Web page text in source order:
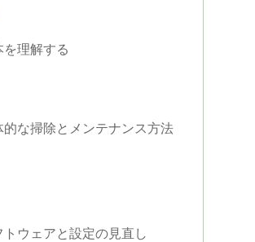
理解する
な掃除とメンテナンス方法
ウェアと設定の見直し